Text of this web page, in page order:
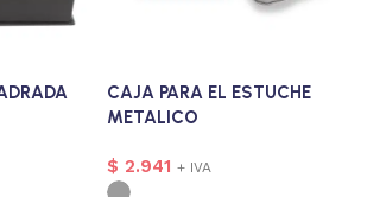
CAJA PARA EL ESTUCHE
METALICO
$ 2.941 + IVA